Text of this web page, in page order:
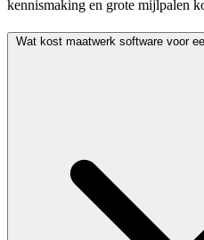
kennismaking en grote mijlpalen
Wat kost maatwerk